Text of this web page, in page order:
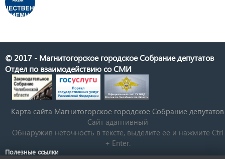
© 2017 - Магнитогорское городское Собрание депутатов
Отдел по взаимодействию со СМИ
Карта сайта Магнитогорское городское Cобрание депутатов
Сайт адаптивный
Обнаружив неточность в тексте, выделите ее и нажмите Ctrl
+ Enter.
Полезные ссылки